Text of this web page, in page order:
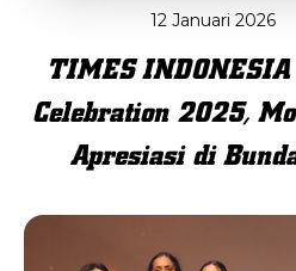
12 Januari 2026
TIMES
Celebration 2025,
Apresiasi di